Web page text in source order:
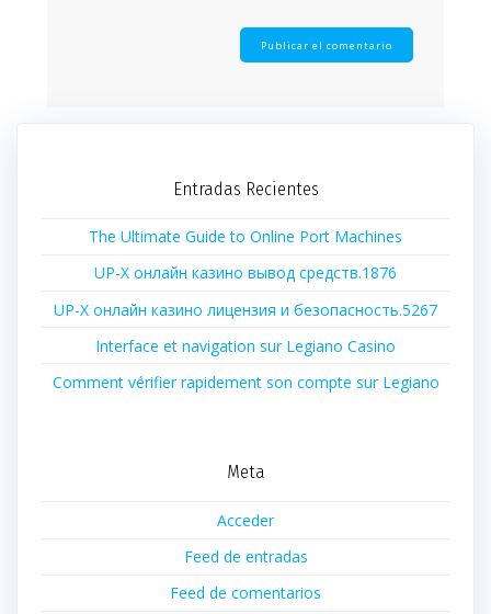
Entradas Recientes
The Ultimate Guide to Online Port Machines
UP-X онлайн казино вывод средств.1876
UP-X онлайн казино лицензия и безопасность.5267
Interface et navigation sur Legiano Casino
Comment vérifier rapidement son compte sur Legiano
Meta
Acceder
Feed de entradas
Feed de comentarios